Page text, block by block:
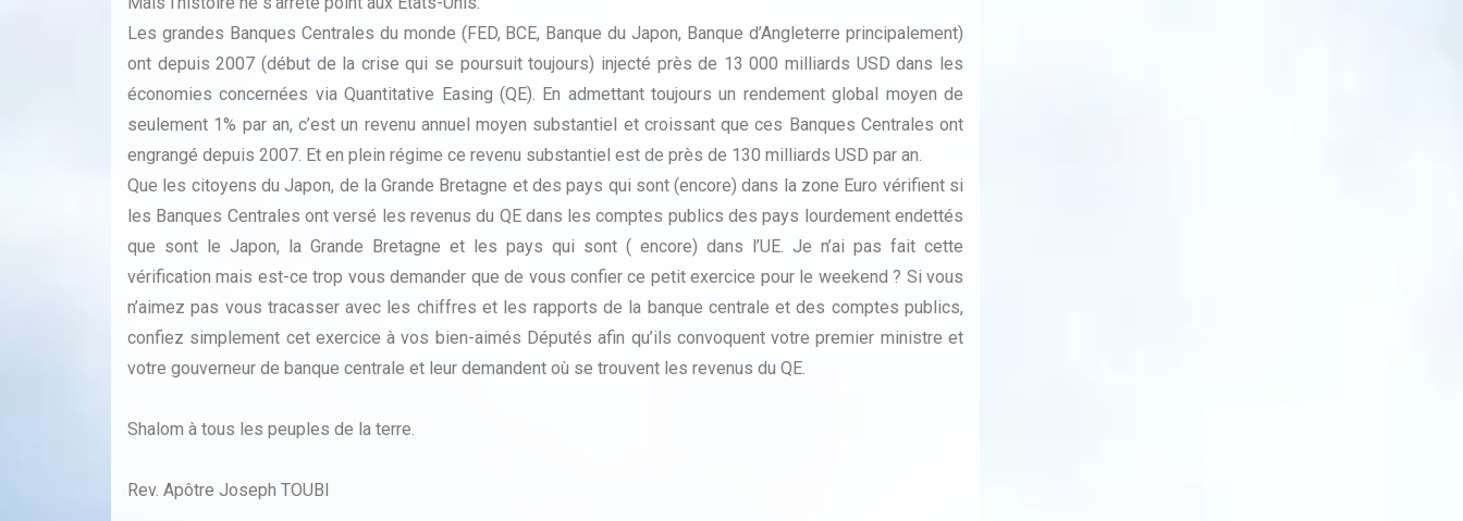
Les grandes Banques Centrales du monde (FED, BCE, Banque du Japon, Banque d’Angleterre principalement)
ont depuis 2007 (début de la crise qui se poursuit toujours) injecté près de 13 000 milliards USD dans les
économies concernées via Quantitative Easing (QE). En admettant toujours un rendement global moyen de
seulement 1% par an, c’est un revenu annuel moyen substantiel et croissant que ces Banques Centrales ont
engrangé depuis 2007. Et en plein régime ce revenu substantiel est de près de 130 milliards USD par an.
Que les citoyens du Japon, de la Grande Bretagne et des pays qui sont (encore) dans la zone Euro vérifient si
les Banques Centrales ont versé les revenus du QE dans les comptes publics des pays lourdement endettés
que sont le Japon, la Grande Bretagne et les pays qui sont ( encore) dans l’UE. Je n’ai pas fait cette
vérification mais est-ce trop vous demander que de vous confier ce petit exercice pour le weekend ? Si vous
n’aimez pas vous tracasser avec les chiffres et les rapports de la banque centrale et des comptes publics,
confiez simplement cet exercice à vos bien-aimés Députés afin qu’ils convoquent votre premier ministre et
votre gouverneur de banque centrale et leur demandent où se trouvent les revenus du QE.
Shalom à tous les peuples de la terre.
Rev. Apôtre Joseph TOUBI